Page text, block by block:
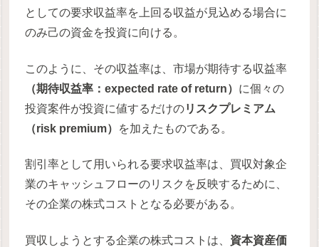
としての要求収益率を上回る収益が見込める場合に
のみ己の資金を投資に向ける。
このように、その収益率は、市場が期待する収益率
（期待収益率：expected rate of return） に個々の
投資案件が投資に値するだけのリスクプレミアム
（risk premium）
を加えたものである。
割引率として用いられる要求収益率は、買収対象企
業のキャッシュフローのリスクを反映するために、
その企業の株式コストとなる必要がある。
買収しようとする企業の株式コストは、 資本資産価